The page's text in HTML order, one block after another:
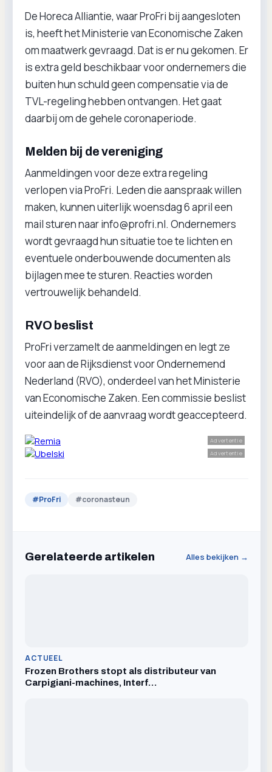
De Horeca Alliantie, waar ProFri bij aangesloten
is, heeft het Ministerie van Economische Zaken
om maatwerk gevraagd. Dat is er nu gekomen. Er
is extra geld beschikbaar voor ondernemers die
buiten hun schuld geen compensatie via de
TVL-regeling hebben ontvangen. Het gaat
daarbij om de gehele coronaperiode.
Melden bij de vereniging
Aanmeldingen voor deze extra regeling
verlopen via ProFri. Leden die aanspraak willen
maken, kunnen uiterlijk woensdag 6 april een
mail sturen naar info@profri.nl. Ondernemers
wordt gevraagd hun situatie toe te lichten en
eventuele onderbouwende documenten als
bijlagen mee te sturen. Reacties worden
vertrouwelijk behandeld.
RVO beslist
ProFri verzamelt de aanmeldingen en legt ze
voor aan de Rijksdienst voor Ondernemend
Nederland (RVO), onderdeel van het Ministerie
van Economische Zaken. Een commissie beslist
uiteindelijk of de aanvraag wordt geaccepteerd.
Advertentie
Advertentie
#ProFri #coronasteun
Gerelateerde artikelen Alles bekijken →
ACTUEEL
Frozen Brothers stopt als distributeur van
Carpigiani-machines, Interf…